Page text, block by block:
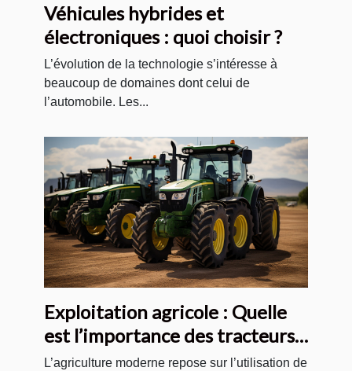
Véhicules hybrides et
électroniques : quoi choisir ?
L’évolution de la technologie s’intéresse à
beaucoup de domaines dont celui de
l’automobile. Les...
Exploitation agricole : Quelle
est l’importance des tracteurs
agricoles modernes ?
L’agriculture moderne repose sur l’utilisation de